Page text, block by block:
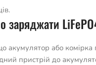
заряджати
акумулятор або
пристрій до